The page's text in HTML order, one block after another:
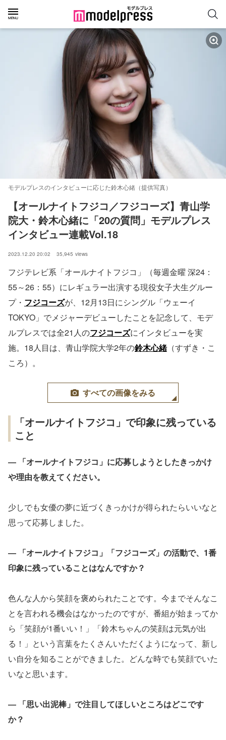
モデルプレスのインタビューに応じた鈴木心緒（提供写真）
【オールナイトフジコ／フジコーズ】青山学
院大・鈴木心緒に「20の質問」モデルプレス
インタビュー連載Vol.18
2023.12.20 20:02 35,945 views
フジテレビ系「オールナイトフジコ」（毎週金曜 深24：
55～26：55）にレギュラー出演する現役女子大生グルー
プ・ フジコーズが、12月13日にシングル「ウェーイ
TOKYO」でメジャーデビューしたことを記念して、モデ
ルプレスでは全21人のフジコーズにインタビューを実
施。18人目は、青山学院大学2年の鈴木心緒（すずき・こ
ころ）。
すべての画像をみる
「オールナイトフジコ」で印象に残っている
こと
― 「オールナイトフジコ」に応募しようとしたきっかけ
や理由を教えてください。
少しでも女優の夢に近づくきっかけが得られたらいいなと
思って応募しました。
― 「オールナイトフジコ」「フジコーズ」の活動で、1番
印象に残っていることはなんですか？
色んな人から笑顔を褒められたことです。今までそんなこ
とを言われる機会はなかったのですが、番組が始まってか
ら「笑顔が1番いい！」「鈴木ちゃんの笑顔は元気が出
る！」という言葉をたくさんいただくようになって、新し
い自分を知ることができました。どんな時でも笑顔でいた
いなと思います。
― 「思い出泥棒」で注目してほしいところはどこです
か？